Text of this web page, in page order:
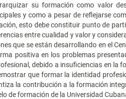
su formación como valor
y como a pesar de reflejarse
esto debe constituir punto de
entre cualidad y valor y
que se están desarrollando en el
positiva en los problemas
debido a insuficiencias en la
que formar la identidad
la contribución a la formación
de formación de la Universidad